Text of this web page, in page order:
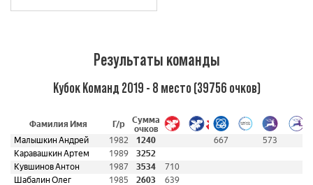
Результаты команды
Кубок Команд 2019 - 8 место (39756 очков)
Фамилия Имя Г/р
Сумма
очков
Малышкин Андрей
1982 1240 667
573
Каравашкин Артем
1989
3252
Кувшинов Антон
1987 3534
710
Шабалин Олег
1985 2603
639